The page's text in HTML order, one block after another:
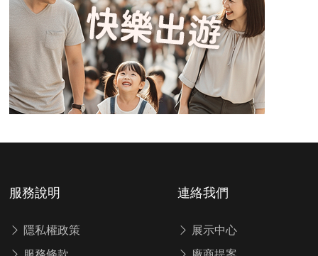
服務說明
隱私權政策
連絡我們
展示中心